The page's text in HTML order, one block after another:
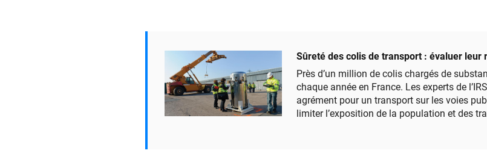
Sûreté des colis de transport : évaluer leur
Près d’un million de colis chargés de
chaque année en France. Les experts de
agrément pour un transport sur les voies
limiter l’exposition de la population et des